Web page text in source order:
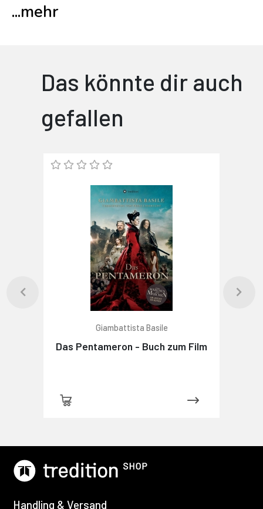
...mehr
Das könnte dir auch
gefallen
Giambattista Basile
Das Pentameron - Buch zum Film
Handling & Versand